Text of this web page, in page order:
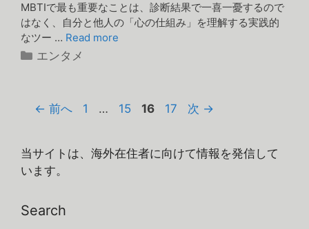
MBTIで最も重要なことは、診断結果で一喜一憂するので
はなく、自分と他人の「心の仕組み」を理解する実践的
なツー … Read more
カ
リ
エンタメ
← 前へ
ペ
1 …
ペ
15
ペ
16
ペ
17 次 →
当サイトは、海外在住者に向けて情報を発信して
います。
Search